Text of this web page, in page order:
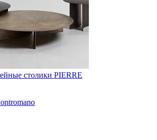
столики PIERRE